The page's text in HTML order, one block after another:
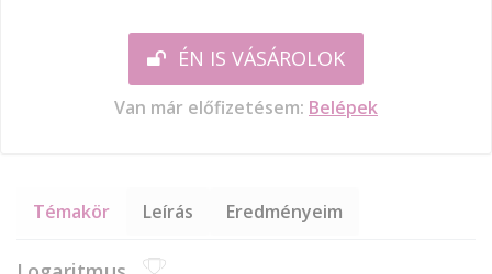
ÉN IS VÁSÁROLOK
Van már előfizetésem: Belépek
Témakör Leírás Eredményeim